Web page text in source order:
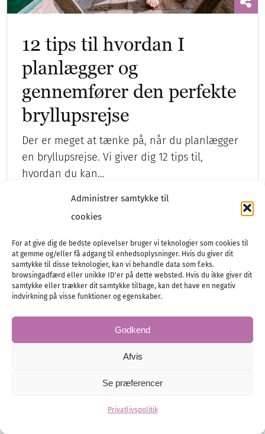
Administrer samtykke til
cookies
For at give dig de bedste oplevelser bruger vi teknologier som cookies til
at gemme og/eller få adgang til enhedsoplysninger. Hvis du giver dit
samtykke til disse teknologier, kan vi behandle data som f.eks.
browsingadfærd eller unikke ID'er på dette websted. Hvis du ikke giver dit
samtykke eller trækker dit samtykke tilbage, kan det have en negativ
indvirkning på visse funktioner og egenskaber.
Godkend
Afvis
Se præferencer
Privatlivspolitik
12 tips til hvordan I
planlægger og
gennemfører den perfekte
bryllupsrejse
Der er meget at tænke på, når du planlægger
en bryllupsrejse. Vi giver dig 12 tips til,
hvordan du kan…
Planlægning